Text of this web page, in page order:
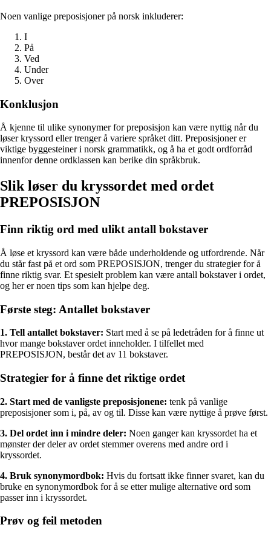
Noen vanlige preposisjoner på norsk inkluderer:
I
På
Ved
Under
Over
Konklusjon
Å kjenne til ulike synonymer for preposisjon kan være nyttig når du
løser kryssord eller trenger å variere språket ditt. Preposisjoner er
viktige byggesteiner i norsk grammatikk, og å ha et godt ordforråd
innenfor denne ordklassen kan berike din språkbruk.
Slik løser du kryssordet med ordet
PREPOSISJON
Finn riktig ord med ulikt antall bokstaver
Å løse et kryssord kan være både underholdende og utfordrende. Når
du står fast på et ord som PREPOSISJON, trenger du strategier for å
finne riktig svar. Et spesielt problem kan være antall bokstaver i ordet,
og her er noen tips som kan hjelpe deg.
Første steg: Antallet bokstaver
1. Tell antallet bokstaver: Start med å se på ledetråden for å finne ut
hvor mange bokstaver ordet inneholder. I tilfellet med
PREPOSISJON, består det av 11 bokstaver.
Strategier for å finne det riktige ordet
2. Start med de vanligste preposisjonene: tenk på vanlige
preposisjoner som i, på, av og til. Disse kan være nyttige å prøve først.
3. Del ordet inn i mindre deler: Noen ganger kan kryssordet ha et
mønster der deler av ordet stemmer overens med andre ord i
kryssordet.
4. Bruk synonymordbok: Hvis du fortsatt ikke finner svaret, kan du
bruke en synonymordbok for å se etter mulige alternative ord som
passer inn i kryssordet.
Prøv og feil metoden